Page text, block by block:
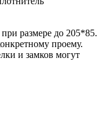
размере до 205*85.
проему.
и замков могут